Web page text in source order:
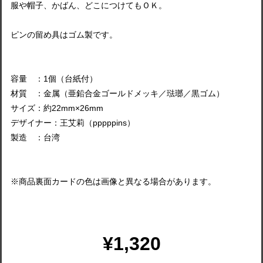
服や帽子、かばん、どこにつけてもＯＫ。
ピンの留め具はゴム製です。
容量 ：1個（台紙付）
材質 ：金属（亜鉛合金ゴールドメッキ／琺瑯／黒ゴム）
サイズ：約22mm×26mm
デザイナー：王艾莉（pppppins）
製造 ：台湾
※商品裏面カードの色は画像と異なる場合があります。
¥1,320